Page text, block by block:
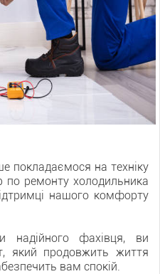
покладаємося на техніку
по ремонту холодильника
нашого комфорту
надійного фахівця, ви
який продовжить життя
вам спокій.